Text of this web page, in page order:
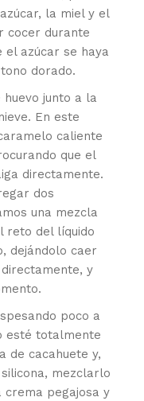
la miel y el
cocer durante
el azúcar se haya
dorado.
junto a la
En este
caliente
que el
directamente.
dos
una mezcla
reto del líquido
dejándolo caer
y
poco a
esté totalmente
de cacahuete y,
mezclarlo
crema pegajosa y